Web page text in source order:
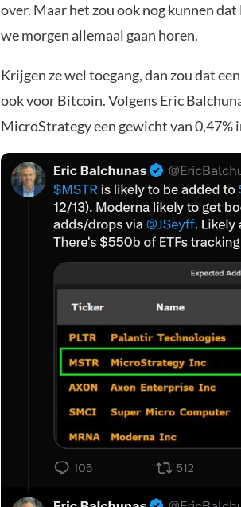
over. Maar het zou ook nog kunnen
we morgen allemaal gaan horen.
Krijgen ze wel toegang, dan zou dat
ook voorBitcoin. Volgens Eric
MicroStrategy een gewicht van 0,47%